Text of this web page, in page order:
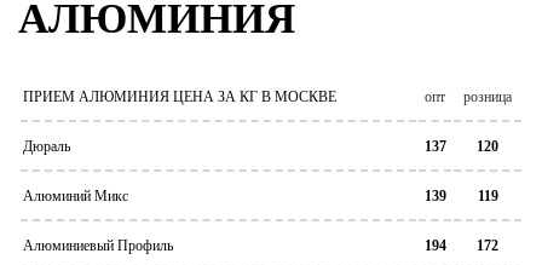
АЛЮМИНИЯ
ПРИЕМ АЛЮМИНИЯ ЦЕНА ЗА КГ В МОСКВЕ опт розница
Дюраль 137 120
Алюминий Микс 139 119
Алюминиевый Профиль 194 172